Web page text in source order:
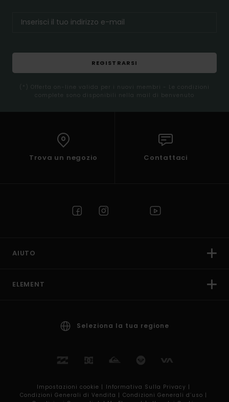
REGISTRARSI
(*) Offerta on-line valida per i nuovi membri - Le condizioni
complete sono disponibili nella mail di benvenuto
Trova un negozio Contattaci
AIUTO
ELEMENT
Seleziona la tua regione
Impostazioni cookie | Informativa Sulla Privacy |
Condizioni Generali di Vendita | Condizioni Generali d’uso |